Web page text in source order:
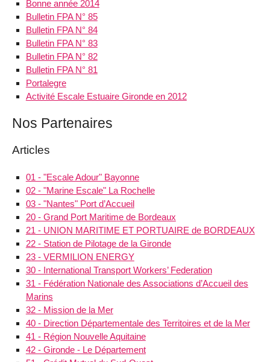
Bonne année 2014
Bulletin FPA N° 85
Bulletin FPA N° 84
Bulletin FPA N° 83
Bulletin FPA N° 82
Bulletin FPA N° 81
Portalegre
Activité Escale Estuaire Gironde en 2012
Nos Partenaires
Articles
01 - "Escale Adour" Bayonne
02 - "Marine Escale" La Rochelle
03 - "Nantes" Port d’Accueil
20 - Grand Port Maritime de Bordeaux
21 - UNION MARITIME ET PORTUAIRE de BORDEAUX
22 - Station de Pilotage de la Gironde
23 - VERMILION ENERGY
30 - International Transport Workers’ Federation
31 - Fédération Nationale des Associations d’Accueil des
Marins
32 - Mission de la Mer
40 - Direction Départementale des Territoires et de la Mer
41 - Région Nouvelle Aquitaine
42 - Gironde - Le Département